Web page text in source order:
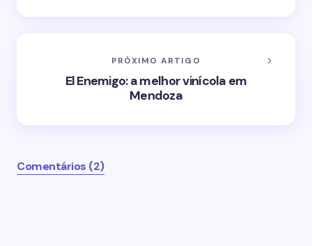
PRÓXIMO ARTIGO
El Enemigo: a melhor vinícola em
Mendoza
Comentários (2)